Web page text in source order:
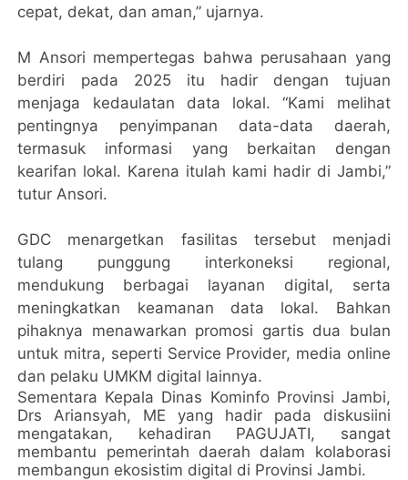
cepat, dekat, dan aman,” ujarnya.
M Ansori mempertegas bahwa perusahaan yang
berdiri pada 2025 itu hadir dengan tujuan
menjaga kedaulatan data lokal. “Kami melihat
pentingnya penyimpanan data-data daerah,
termasuk informasi yang berkaitan dengan
kearifan lokal. Karena itulah kami hadir di Jambi,”
tutur Ansori.
GDC menargetkan fasilitas tersebut menjadi
tulang punggung interkoneksi regional,
mendukung berbagai layanan digital, serta
meningkatkan keamanan data lokal. Bahkan
pihaknya menawarkan promosi gartis dua bulan
untuk mitra, seperti Service Provider, media online
dan pelaku UMKM digital lainnya.
Sementara Kepala Dinas Kominfo Provinsi Jambi,
Drs Ariansyah, ME yang hadir pada diskusiini
mengatakan, kehadiran PAGUJATI, sangat
membantu pemerintah daerah dalam kolaborasi
membangun ekosistim digital di Provinsi Jambi.